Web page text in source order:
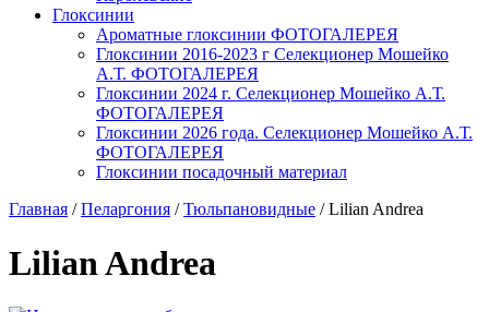
Глоксинии
Ароматные глоксинии ФОТОГАЛЕРЕЯ
Глоксинии 2016-2023 г Селекционер Мошейко
А.Т. ФОТОГАЛЕРЕЯ
Глоксинии 2024 г. Селекционер Мошейко А.Т.
ФОТОГАЛЕРЕЯ
Глоксинии 2026 года. Селекционер Мошейко А.Т.
ФОТОГАЛЕРЕЯ
Глоксинии посадочный материал
Главная /Пеларгония /Тюльпановидные /Lilian Andrea
Lilian Andrea